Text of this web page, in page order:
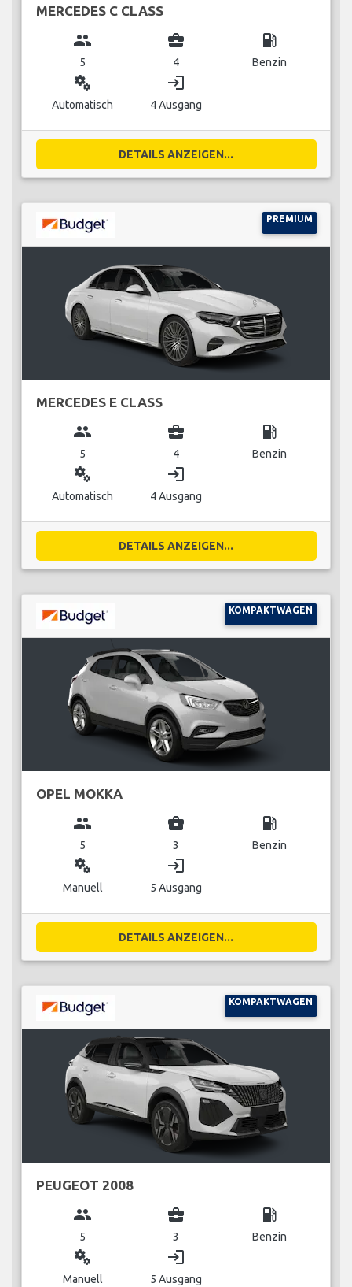
MERCEDES C CLASS
group
5
business_center
4
local_gas_station
Benzin
miscellaneous_services
Automatisch
login
4 Ausgang
DETAILS ANZEIGEN...
PREMIUM
MERCEDES E CLASS
group
5
business_center
4
local_gas_station
Benzin
miscellaneous_services
Automatisch
login
4 Ausgang
DETAILS ANZEIGEN...
KOMPAKTWAGEN
OPEL MOKKA
group
5
business_center
3
local_gas_station
Benzin
miscellaneous_services
Manuell
login
5 Ausgang
DETAILS ANZEIGEN...
KOMPAKTWAGEN
PEUGEOT 2008
group
5
business_center
3
local_gas_station
Benzin
miscellaneous_services
Manuell
login
5 Ausgang